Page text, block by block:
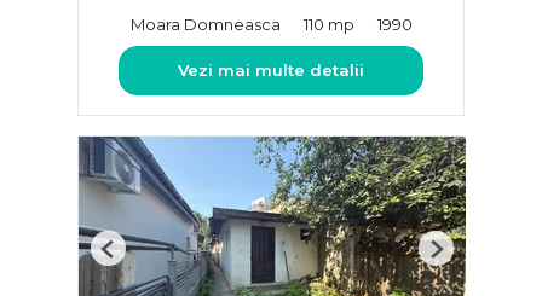
Moara Domneasca
110 mp 1990
Vezi mai multe detalii
Previous Next